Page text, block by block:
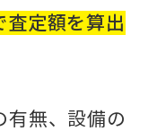
査定額を算出
有無、設備の